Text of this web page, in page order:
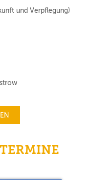
und Verpflegung)